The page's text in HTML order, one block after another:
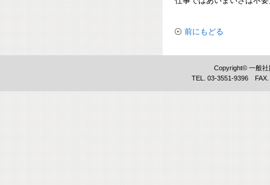
前にもどる
Copyright© 一般
TEL. 03-3551-9396